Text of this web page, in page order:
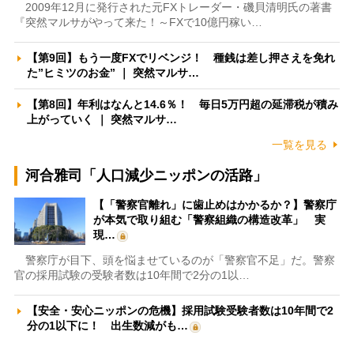
2009年12月に発行された元FXトレーダー・磯貝清明氏の著書
『突然マルサがやって来た！～FXで10億円稼い…
【第9回】もう一度FXでリベンジ！ 種銭は差し押さえを免れ
た”ヒミツのお金” ｜ 突然マルサ…
【第8回】年利はなんと14.6％！ 毎日5万円超の延滞税が積み
上がっていく ｜ 突然マルサ…
一覧を見る
河合雅司「人口減少ニッポンの活路」
【「警察官離れ」に歯止めはかかるか？】警察庁
が本気で取り組む「警察組織の構造改革」 実
現…
警察庁が目下、頭を悩ませているのが「警察官不足」だ。警察
官の採用試験の受験者数は10年間で2分の1以…
【安全・安心ニッポンの危機】採用試験受験者数は10年間で2
分の1以下に！ 出生数減がも…